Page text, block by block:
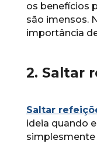
os benefícios
são imensos.
importância
2. Saltar
Saltar
ideia quando
simplesmente